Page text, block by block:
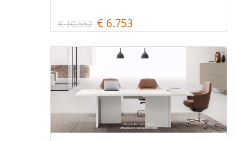
€ 10.552 € 6.753